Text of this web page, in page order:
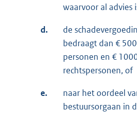
waarvoor al advies
d.
de
bedraagt dan €
personen en €
rechtspersonen, of
e.
naar het oordeel
bestuursorgaan in